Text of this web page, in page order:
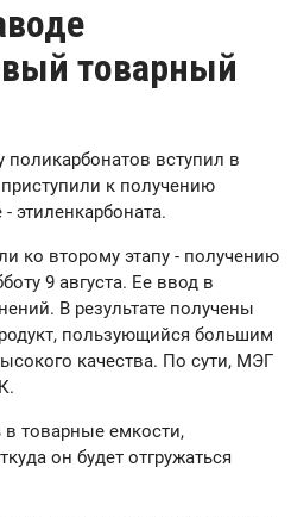
товарный
вступил в
к получению
этиленкарбоната.
ко второму этапу - получению
9 августа. Ее ввод в
В результате получены
пользующийся большим
качества. По сути, МЭГ
в товарные емкости,
он будет отгружаться